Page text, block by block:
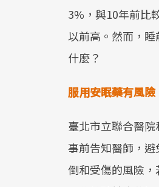
3%，與10年前比
以前高。然而，
什麼？
服用安眠藥有風
臺北市立聯合醫
事前告知醫師，
倒和受傷的風險